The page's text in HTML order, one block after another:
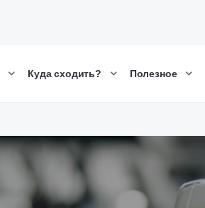
Куда сходить? Полезное